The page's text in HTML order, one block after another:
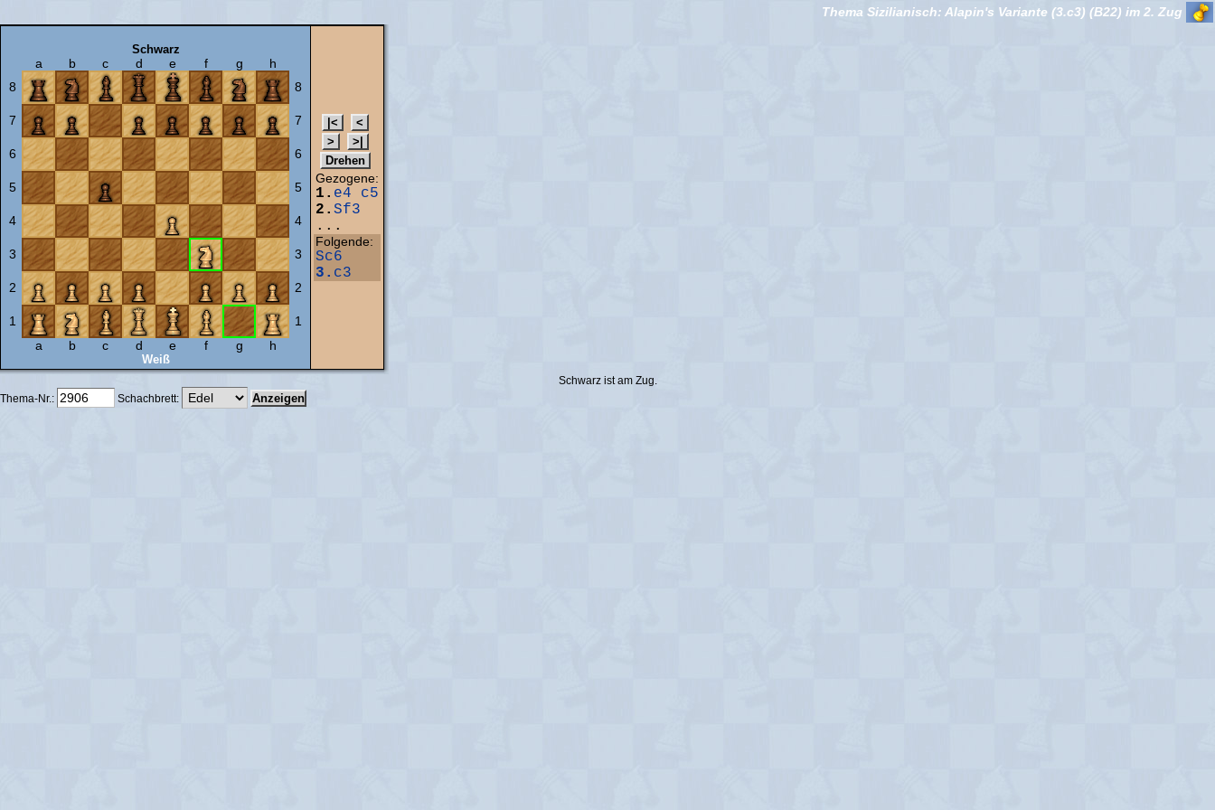
Thema Sizilianisch: Alapin's Variante (3.c3) (B22) im 2. Zug
Schwarz
a b c d e f g
h
8
8
7 7
6 6
5 5
4 4
3 3
2 2
1
1
a
b c d e f g h
Weiß
Gezogene:
1. e4
c5
2. Sf3
...
Folgende:
Sc6
3. c3
Schwarz ist am Zug.
Thema-Nr.:
Schachbrett: